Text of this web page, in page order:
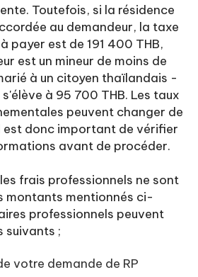
Toutefois, si la résidence
au demandeur, la taxe
payer est de 191 400 THB,
est un mineur de moins de
à un citoyen thaïlandais -
à 95 700 THB. Les taux
peuvent changer de
est donc important de vérifier
avant de procéder.
frais professionnels ne sont
montants mentionnés ci-
professionnels peuvent
suivants ;
votre demande de RP